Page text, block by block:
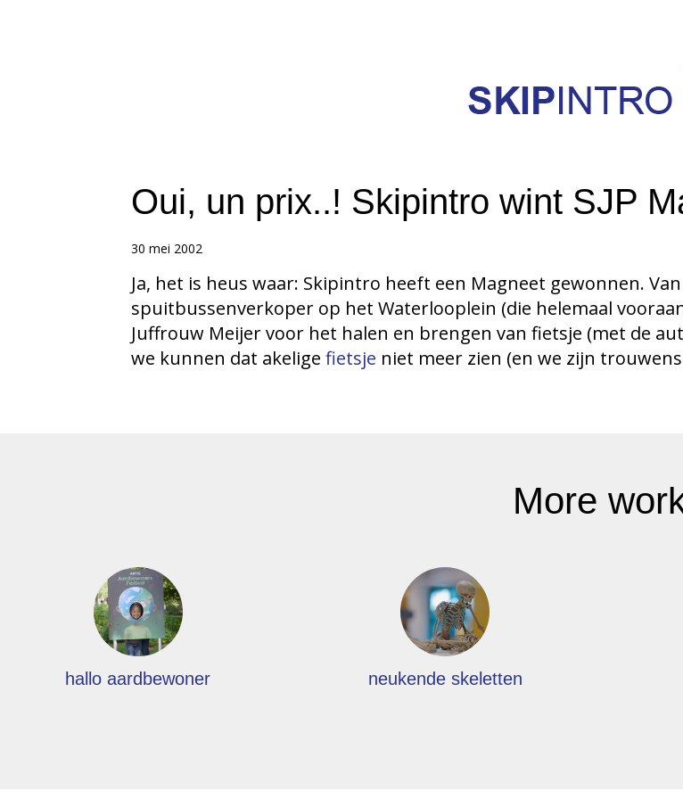
Oui, un prix..! Skipintro wint SJP
30 mei 2002
Ja, het is heus waar: Skipintro heeft een Magneet gewonnen.
spuitbussenverkoper op het Waterlooplein (die helemaal
Juffrouw Meijer voor het halen en brengen van fietsje (met de
we kunnen dat akelige fietsje niet meer zien (en we zijn
More
hallo aardbewoner neukende skeletten